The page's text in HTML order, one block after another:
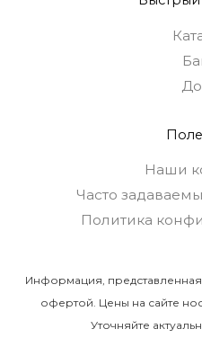
Наши
Часто
Политика
Информация,
офертой. Цены на сайте
Уточняйте